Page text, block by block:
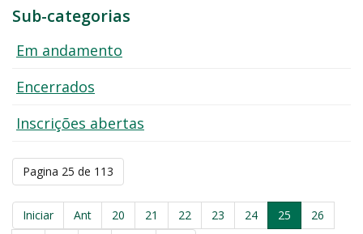
Sub-categorias
Em andamento
Encerrados
Inscrições abertas
Pagina 25 de 113
Iniciar Ant 20 21 22 23 24 25
26